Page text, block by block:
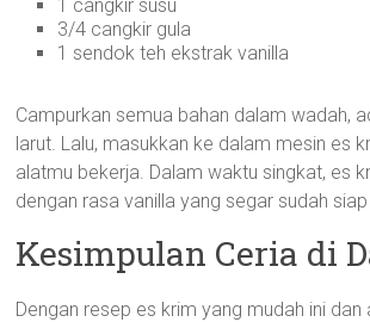
1 cangkir susu
3/4 cangkir gula
1 sendok teh ekstrak vanilla
Campurkan semua bahan dalam wadah,
larut. Lalu, masukkan ke dalam mesin es
alatmu bekerja. Dalam waktu singkat, es
dengan rasa vanilla yang segar sudah
Kesimpulan Ceria di
Dengan resep es krim yang mudah ini